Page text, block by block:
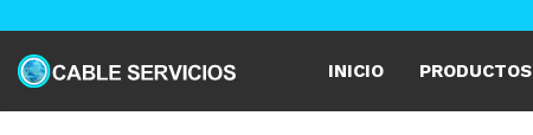
INICIO PRODUCTOS